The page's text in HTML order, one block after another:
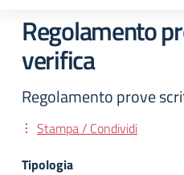
Regolamento
verifica
Regolamento prove
Stampa / Condividi
Tipologia